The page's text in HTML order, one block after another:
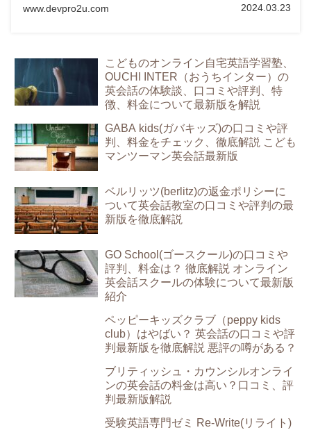
年は受講者も増えているサービスです。お勧めのポイント
www.devpro2u.com 2024.03.23
こどものオンライン自宅英語学習塾、
OUCHI INTER（おうちインター）の
英会話の体験談、口コミや評判、特
徴、料金について最新版を解説
GABA kids(ガバキッズ)の口コミや評
判、料金をチェック、徹底解説 こども
マンツーマン英会話最新版
ベルリッツ(berlitz)の返金ポリシーに
ついて英会話教室の口コミや評判の最
新版を徹底解説
GO School(ゴースクール)の口コミや
評判、料金は？ 徹底解説 オンライン
英会話スクールの体験について最新版
紹介
ペッピーキッズクラブ（peppy kids
club）はやばい？ 英会話の口コミや評
判最新版を徹底解説 悪評の噂がある？
ブリティッシュ・カウンシルオンライ
ンの英会話の料金は高い？口コミ、評
判最新版解説
受験英語専門ゼミ Re-Write(リライト)